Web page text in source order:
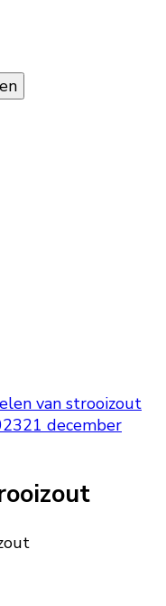
van strooizout
21 december